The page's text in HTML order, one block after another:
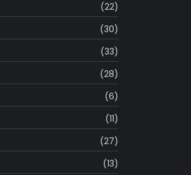
(22)
(30)
(33)
(28)
(6)
(11)
(27)
(13)